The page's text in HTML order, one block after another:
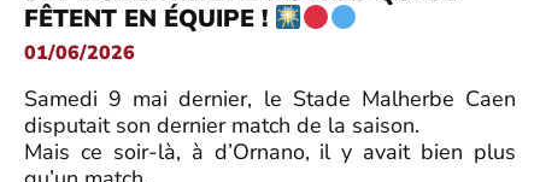
FÊTENT EN ÉQUIPE !
01/06/2026
Samedi 9 mai dernier, le Stade Malherbe Caen
disputait son dernier match de la saison.
Mais ce soir-là, à d’Ornano, il y avait bien plus